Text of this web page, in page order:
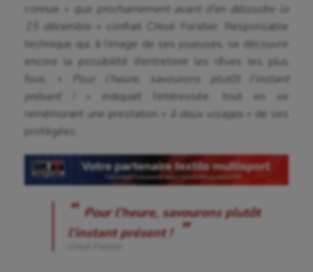
Athlétisme
connue «
que prochainement avant d’en découdre le
15 décembre » confiait Chloé Foratier. Responsable
technique qui, à l’image de ses joueuses, se découvre
encore la possibilité d’entretenir les rêves les plus
fous. «
Pour l’heure, savourons plutôt l’instant
présent !
» indiquait l’intéressée, tout en se
remémorant une prestation «
à deux visages
» de ses
protégées.
Pour l’heure, savourons plutôt
l’instant présent !